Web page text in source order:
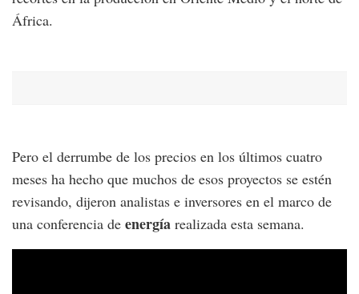
África.
Pero el derrumbe de los precios en los últimos cuatro
meses ha hecho que muchos de esos proyectos se estén
revisando, dijeron analistas e inversores en el marco de
una conferencia de energía realizada esta semana.